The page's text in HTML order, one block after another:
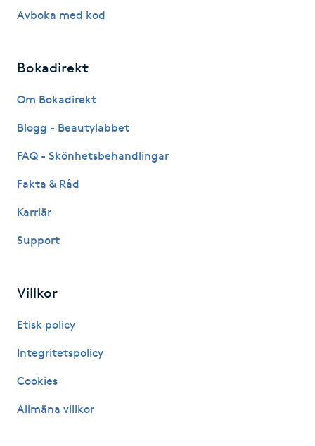
Klippning ungdom
Kosmetisk tatuering
Kostrådgivning
Kärlbehandling
Laserbehandling
Avboka med kod
Bokadirekt
Om Bokadirekt
Blogg - Beautylabbet
FAQ - Skönhetsbehandlingar
Fakta & Råd
Karriär
Support
Villkor
Etisk policy
Integritetspolicy
Cookies
Allmäna villkor